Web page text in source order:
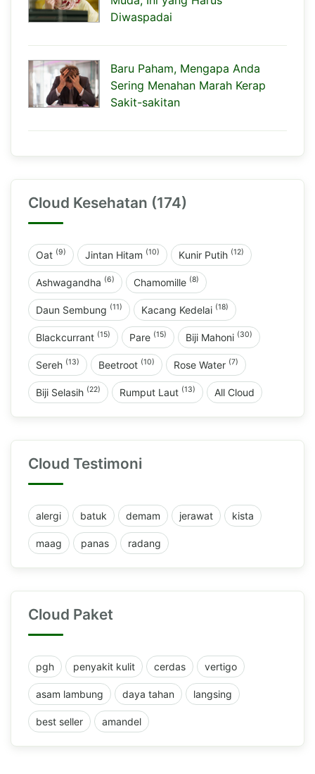
Diwaspadai
Baru Paham, Mengapa Anda
Sering Menahan Marah Kerap
Sakit-sakitan
Cloud Kesehatan (174)
Oat (9) Jintan Hitam (10) Kunir Putih (12)
Ashwagandha (6) Chamomille (8)
Daun Sembung (11) Kacang Kedelai (18)
Blackcurrant (15) Pare (15) Biji Mahoni (30)
Sereh (13) Beetroot (10) Rose Water (7)
Biji Selasih (22) Rumput Laut (13) All Cloud
Cloud Testimoni
alergi batuk demam jerawat kista
maag panas radang
Cloud Paket
pgh penyakit kulit cerdas vertigo
asam lambung daya tahan langsing
best seller amandel